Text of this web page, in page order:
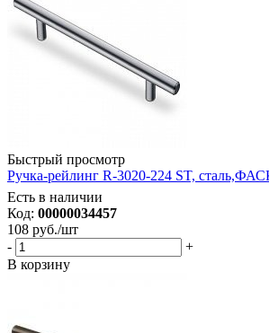
Быстрый просмотр
Ручка-рейлинг R-3020-224 ST,
Есть в наличии
Код: 00000034457
108 руб./шт
-
+
В корзину